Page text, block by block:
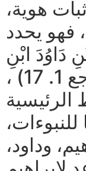
هوية،
فهو يحدد
دَاوُدَ ابْنِ
إِبْراهِيمَ”. (متى 1. 1؛ راجع 1. 17) ،
وداود،